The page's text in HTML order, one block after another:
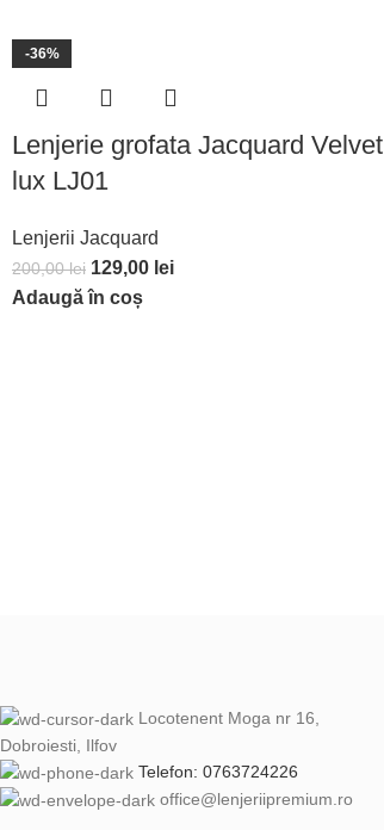
-36%
Lenjerie grofata Jacquard Velvet
lux LJ01
Lenjerii Jacquard
200,00lei 129,00 lei
Adaugă în coș
Locotenent Moga nr 16,
Dobroiesti, Ilfov
Telefon: 0763724226
office@lenjeriipremium.ro